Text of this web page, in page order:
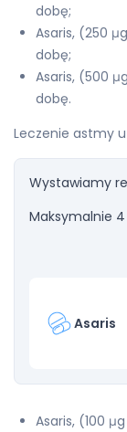
dobę;
Asaris, (250
dobę;
Asaris, (500
dobę.
Leczenie astmy
Wystawiamy
Maksymalnie
Asaris
Asaris, (100